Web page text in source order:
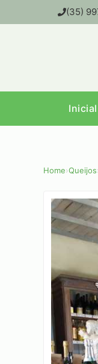
(35)
Inicial
Home›Queijos›